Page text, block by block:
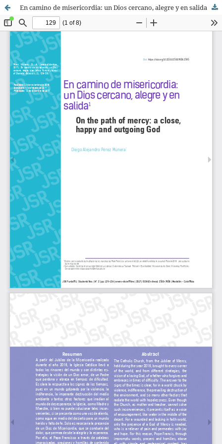
En camino de misericordia: un Dios cercano, alegre y en salida